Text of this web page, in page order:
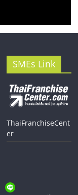
SMEs Link
ThaiFranchiseCent
er